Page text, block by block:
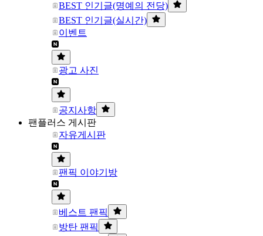
BEST 인기글(명예의 전당)
BEST 인기글(실시간)
이벤트
광고 사진
공지사항
팬플러스 게시판
자유게시판
팬픽 이야기방
베스트 팬픽
방탄 팬픽